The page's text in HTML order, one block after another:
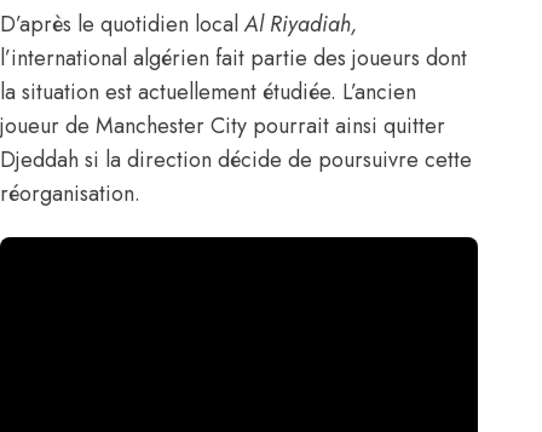
D’après le quotidien localAl Riyadiah,
l’international algérien fait partie des joueurs dont
la situation est actuellement étudiée. L’ancien
joueur de Manchester City pourrait ainsi quitter
Djeddah si la direction décide de poursuivre cette
réorganisation.